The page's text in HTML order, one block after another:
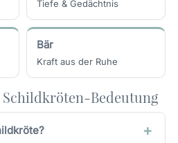
Tiefe & Gedächtnis
Bär
Kraft aus der Ruhe
Schildkröten-Bedeutung